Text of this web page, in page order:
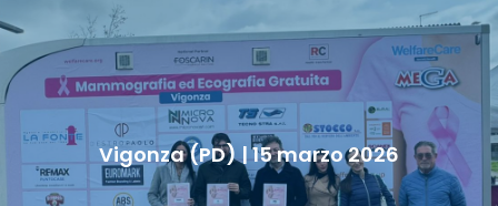
Vigonza (PD) | 15 marzo 2026